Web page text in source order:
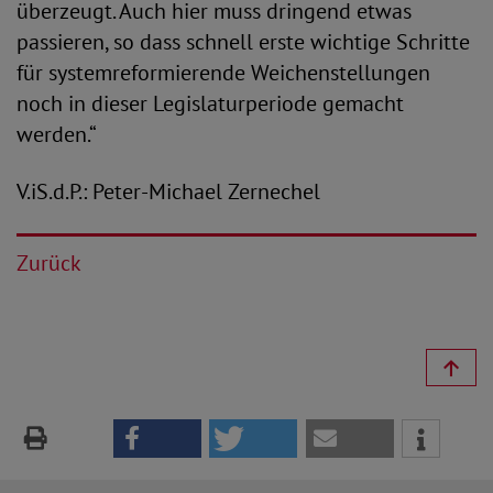
überzeugt. Auch hier muss dringend etwas
passieren, so dass schnell erste wichtige Schritte
für systemreformierende Weichenstellungen
noch in dieser Legislaturperiode gemacht
werden.“
V.iS.d.P.: Peter-Michael Zernechel
Zurück